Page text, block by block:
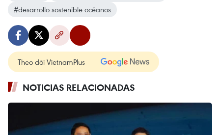
#desarrollo sostenible océanos
Theo dõi VietnamPlus
NOTICIAS RELACIONADAS